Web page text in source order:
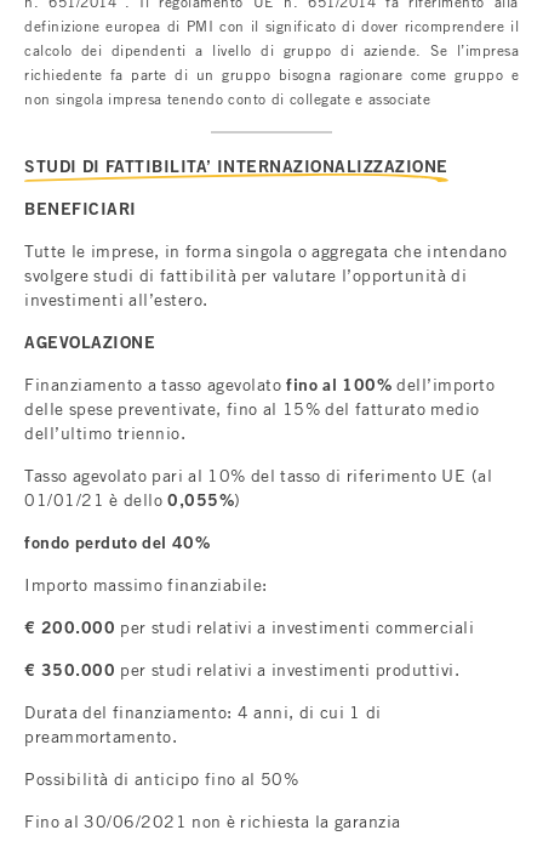
definizione europea di PMI con il significato di dover ricomprendere il
calcolo dei dipendenti a livello di gruppo di aziende. Se l’impresa
richiedente fa parte di un gruppo bisogna ragionare come gruppo e
non singola impresa tenendo conto di collegate e associate
STUDI DI FATTIBILITA’ INTERNAZIONALIZZAZIONE
BENEFICIARI
Tutte le imprese, in forma singola o aggregata che intendano
svolgere studi di fattibilità per valutare l’opportunità di
investimenti all’estero.
AGEVOLAZIONE
Finanziamento a tasso agevolato fino al 100% dell’importo
delle spese preventivate, fino al 15% del fatturato medio
dell’ultimo triennio.
Tasso agevolato pari al 10% del tasso di riferimento UE (al
01/01/21 è dello0,055%)
fondo perduto del 40%
Importo massimo finanziabile:
€ 200.000 per studi relativi a investimenti commerciali
€ 350.000 per studi relativi a investimenti produttivi.
Durata del finanziamento: 4 anni, di cui 1 di
preammortamento.
Possibilità di anticipo fino al 50%
Fino al 30/06/2021 non è richiesta la garanzia